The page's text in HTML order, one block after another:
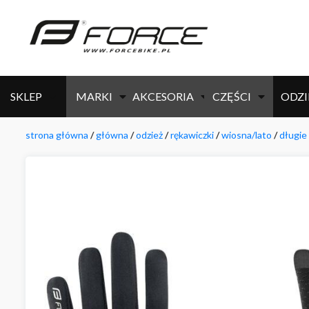
SKLEP MARKI AKCESORIA CZĘŚCI
strona główna /główna /odzież/rękawiczki/wiosna/lato /